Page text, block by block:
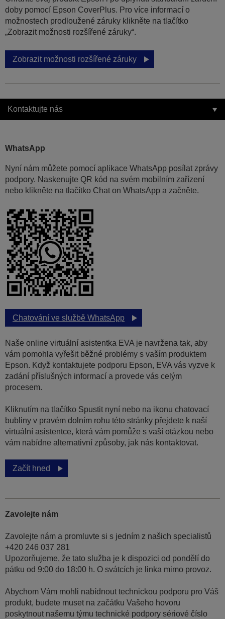
doby pomocí Epson CoverPlus. Pro více informací o
možnostech prodloužené záruky klikněte na tlačítko
„Zobrazit možnosti rozšířené záruky“.
Zobrazit možnosti rozšířené záruky
Kontaktujte nás
WhatsApp
Nyní nám můžete pomocí aplikace WhatsApp posílat zprávy
podpory. Naskenujte QR kód na svém mobilním zařízení
nebo klikněte na tlačítko Chat on WhatsApp a začněte.
Chatování ve službě WhatsApp
Naše online virtuální asistentka EVA je navržena tak, aby
vám pomohla vyřešit běžné problémy s vaším produktem
Epson. Když kontaktujete podporu Epson, EVA vás vyzve k
zadání příslušných informací a provede vás celým
procesem.
Kliknutím na tlačítko Spustit nyní nebo na ikonu chatovací
bubliny v pravém dolním rohu této stránky přejdete k naší
virtuální asistentce, která vám pomůže s vaší otázkou nebo
vám nabídne alternativní způsoby, jak nás kontaktovat.
Začít hned
Zavolejte nám
Zavolejte nám a promluvte si s jedním z našich specialistů
+420 246 037 281
Upozorňujeme, že tato služba je k dispozici od pondělí do
pátku od 9:00 do 18:00 h. O svátcích je linka mimo provoz.
Abychom Vám mohli nabídnout technickou podporu pro Váš
produkt, budete muset na začátku Vašeho hovoru
poskytnout našemu týmu technické podpory sériové číslo